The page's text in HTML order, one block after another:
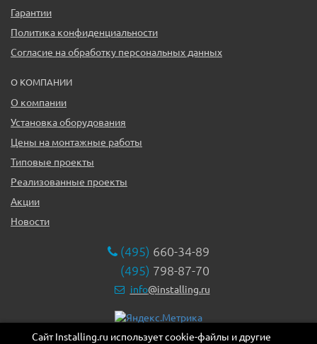
Гарантии
Политика конфиденциальности
Согласие на обработку персональных данных
О КОМПАНИИ
О компании
Установка оборудования
Цены на монтажные работы
Типовые проекты
Реализованные проекты
Акции
Новости
(495) 660-34-89
(495) 798-87-70
info@installing.ru
119331, г. Москва ул. Марии Ульяновой дом 17а, этаж 2,
Сайт Installing.ru использует cookie-файлы и другие